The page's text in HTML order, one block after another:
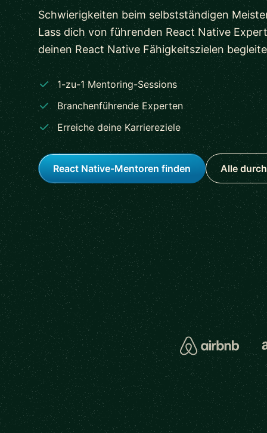
Schwierigkeiten beim selbstständigen
Lass dich von führenden React Native
deinen React Native Fähigkeitszielen
1-zu-1 Mentoring-Sessions
Branchenführende Experten
Erreiche deine Karriereziele
React Native-Mentoren finden Alle